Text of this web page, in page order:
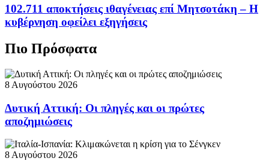
102.711 αποκτήσεις ιθαγένειας επί Μητσοτάκη – Η
κυβέρνηση οφείλει εξηγήσεις
Πιο Πρόσφατα
8 Αυγούστου 2026
Δυτική Αττική: Οι πληγές και οι πρώτες
αποζημιώσεις
8 Αυγούστου 2026